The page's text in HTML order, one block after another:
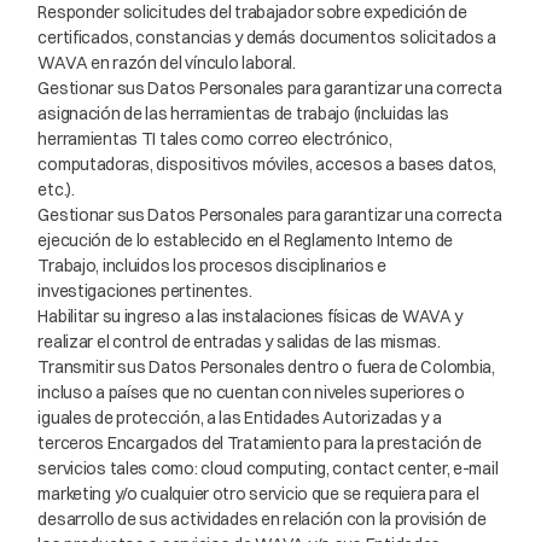
Responder solicitudes del trabajador sobre expedición de
certificados, constancias y demás documentos solicitados a
WAVA en razón del vínculo laboral.
Gestionar sus Datos Personales para garantizar una correcta
asignación de las herramientas de trabajo (incluidas las
herramientas TI tales como correo electrónico,
computadoras, dispositivos móviles, accesos a bases datos,
etc.).
Gestionar sus Datos Personales para garantizar una correcta
ejecución de lo establecido en el Reglamento Interno de
Trabajo, incluidos los procesos disciplinarios e
investigaciones pertinentes.
Habilitar su ingreso a las instalaciones físicas de WAVA y
realizar el control de entradas y salidas de las mismas.
Transmitir sus Datos Personales dentro o fuera de Colombia,
incluso a países que no cuentan con niveles superiores o
iguales de protección, a las Entidades Autorizadas y a
terceros Encargados del Tratamiento para la prestación de
servicios tales como: cloud computing, contact center, e-mail
marketing y/o cualquier otro servicio que se requiera para el
desarrollo de sus actividades en relación con la provisión de